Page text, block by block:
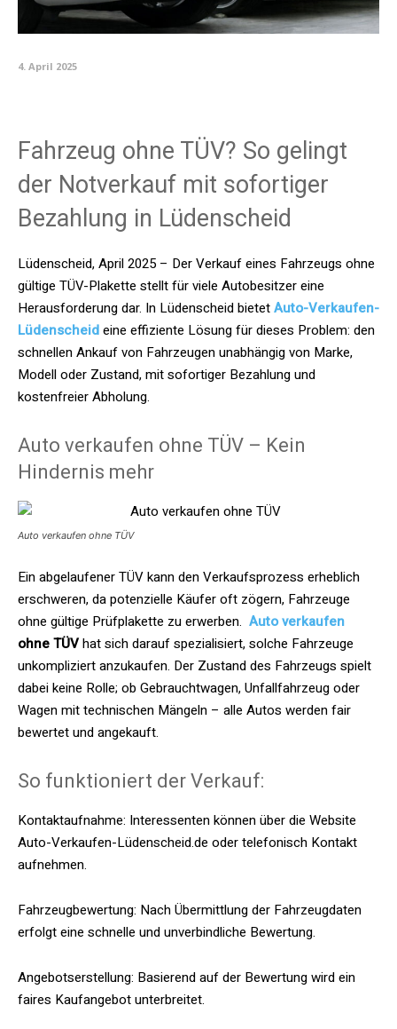
4. April 2025
Fahrzeug ohne TÜV? So gelingt
der Notverkauf mit sofortiger
Bezahlung in Lüdenscheid
Lüdenscheid, April 2025 – Der Verkauf eines Fahrzeugs ohne
gültige TÜV-Plakette stellt für viele Autobesitzer eine
Herausforderung dar. In Lüdenscheid bietetAuto-Verkaufen-
Lüdenscheideine effiziente Lösung für dieses Problem: den
schnellen Ankauf von Fahrzeugen unabhängig von Marke,
Modell oder Zustand, mit sofortiger Bezahlung und
kostenfreier Abholung.​
Auto verkaufen ohne TÜV – Kein
Hindernis mehr
Auto verkaufen ohne TÜV
Ein abgelaufener TÜV kann den Verkaufsprozess erheblich
erschweren, da potenzielle Käufer oft zögern, Fahrzeuge
ohne gültige Prüfplakette zu erwerben. Auto verkaufen
ohne TÜVhat sich darauf spezialisiert, solche Fahrzeuge
unkompliziert anzukaufen. Der Zustand des Fahrzeugs spielt
dabei keine Rolle; ob Gebrauchtwagen, Unfallfahrzeug oder
Wagen mit technischen Mängeln – alle Autos werden fair
bewertet und angekauft.​
So funktioniert der Verkauf:
Kontaktaufnahme: Interessenten können über die Website
Auto-Verkaufen-Lüdenscheid.de oder telefonisch Kontakt
aufnehmen.​
Fahrzeugbewertung: Nach Übermittlung der Fahrzeugdaten
erfolgt eine schnelle und unverbindliche Bewertung.​
Angebotserstellung: Basierend auf der Bewertung wird ein
faires Kaufangebot unterbreitet.​